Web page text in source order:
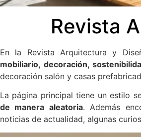
Revista
En la Revista Arquitectura y
mobiliario, decoración,
decoración salón y casas
La página principal tiene un estilo
de manera aleatoria. Además
noticias de actualidad, algunas